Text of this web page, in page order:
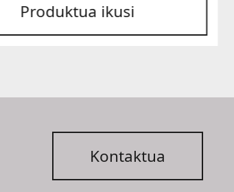
Produktua ikusi
Kontaktua